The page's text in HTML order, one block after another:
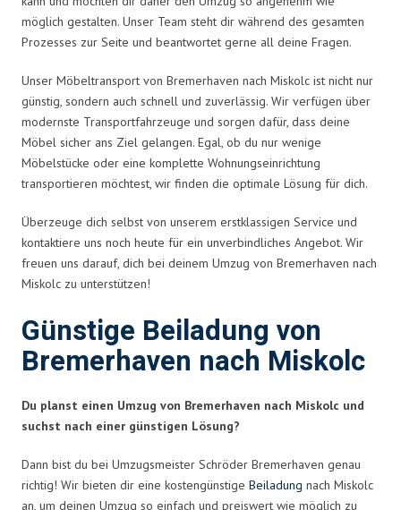
möglich gestalten. Unser Team steht dir während des gesamten
Prozesses zur Seite und beantwortet gerne all deine Fragen.
Unser Möbeltransport von Bremerhaven nach Miskolc ist nicht nur
günstig, sondern auch schnell und zuverlässig. Wir verfügen über
modernste Transportfahrzeuge und sorgen dafür, dass deine
Möbel sicher ans Ziel gelangen. Egal, ob du nur wenige
Möbelstücke oder eine komplette Wohnungseinrichtung
transportieren möchtest, wir finden die optimale Lösung für dich.
Überzeuge dich selbst von unserem erstklassigen Service und
kontaktiere uns noch heute für ein unverbindliches Angebot. Wir
freuen uns darauf, dich bei deinem Umzug von Bremerhaven nach
Miskolc zu unterstützen!
Günstige Beiladung von
Bremerhaven nach Miskolc
Du planst einen Umzug von Bremerhaven nach Miskolc und
suchst nach einer günstigen Lösung?
Dann bist du bei Umzugsmeister Schröder Bremerhaven genau
richtig! Wir bieten dir eine kostengünstige Beiladung nach Miskolc
an, um deinen Umzug so einfach und preiswert wie möglich zu